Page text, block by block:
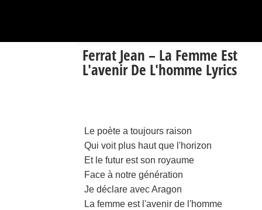
Ferrat Jean – La Femme Est
L'avenir De L'homme Lyrics
Le poète a toujours raison
Qui voit plus haut que l'horizon
Et le futur est son royaume
Face à notre génération
Je déclare avec Aragon
La femme est l'avenir de l'homme